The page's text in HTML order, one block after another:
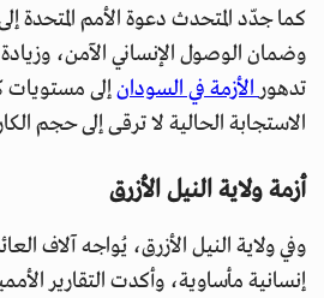
كما جدّد المتحدث دعوة الأمم المتحدة
وضمان الوصول الإنساني الآمن، وزيادة
تدهورالأزمة في السودانإلى مستويات
الاستجابة الحالية لا ترقى إلى حجم
أزمة ولاية النيل الأزرق
وفي ولاية النيل الأزرق، يُواجه آلاف
إنسانية مأساوية، وأكدت التقارير